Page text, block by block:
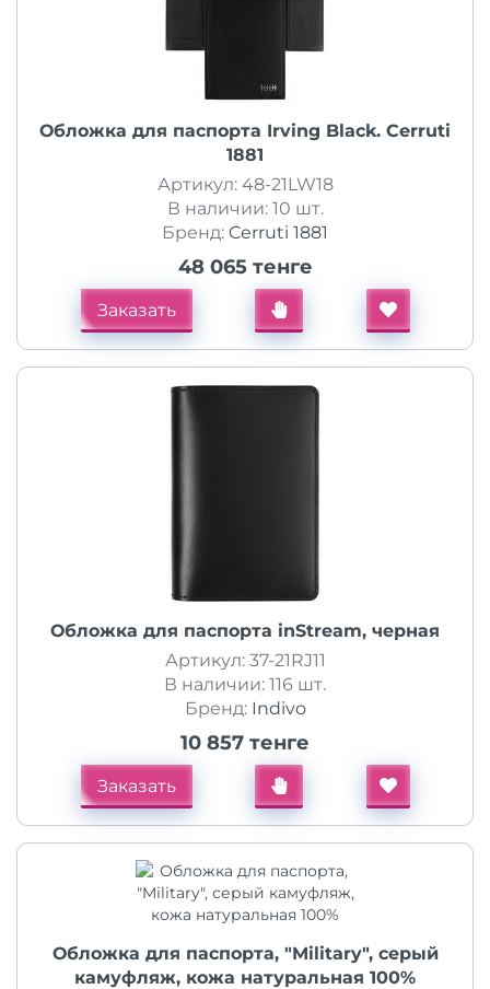
Обложка для паспорта Irving Black. Cerruti
1881
Артикул: 48-21LW18
В наличии: 10 шт.
Бренд: Cerruti 1881
48 065 тенге
Заказать
Обложка для паспорта inStream, черная
Артикул: 37-21RJ11
В наличии: 116 шт.
Бренд: Indivo
10 857 тенге
Заказать
Обложка для паспорта, "Military", серый
камуфляж, кожа натуральная 100%